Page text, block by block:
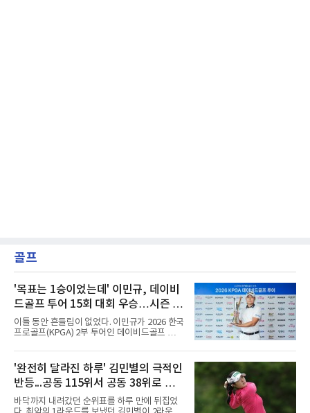
골프
'목표는 1승이었는데' 이민규, 데이비
드골프 투어 15회 대회 우승…시즌 2
승
이틀 동안 흔들림이 없었다. 이민규가 2026 한국
프로골프(KPGA) 2부 투어인 데이비드골프 투어
을 거뒀다.이민규는 7일 충남 태안 솔라고 CC(파
71)에서 열린 2라운드에서 버디만 8개를 잡아 8
언더파 63타를 쳤다. 전날 보기 없이 9언더파로
개인 18홀 최저타를 세웠던 그는 최종 합계 17언
더파 125타로, 공동 2위 박태완과 안해천(이상
13언더파 129타)을 4타 차로 따돌렸다. 우승 상
'완전히 달라진 하루' 김민별의 극적인
반등...공동 115위서 공동 38위로 도
약
바닥까지 내려갔던 순위표를 하루 만에 뒤집었